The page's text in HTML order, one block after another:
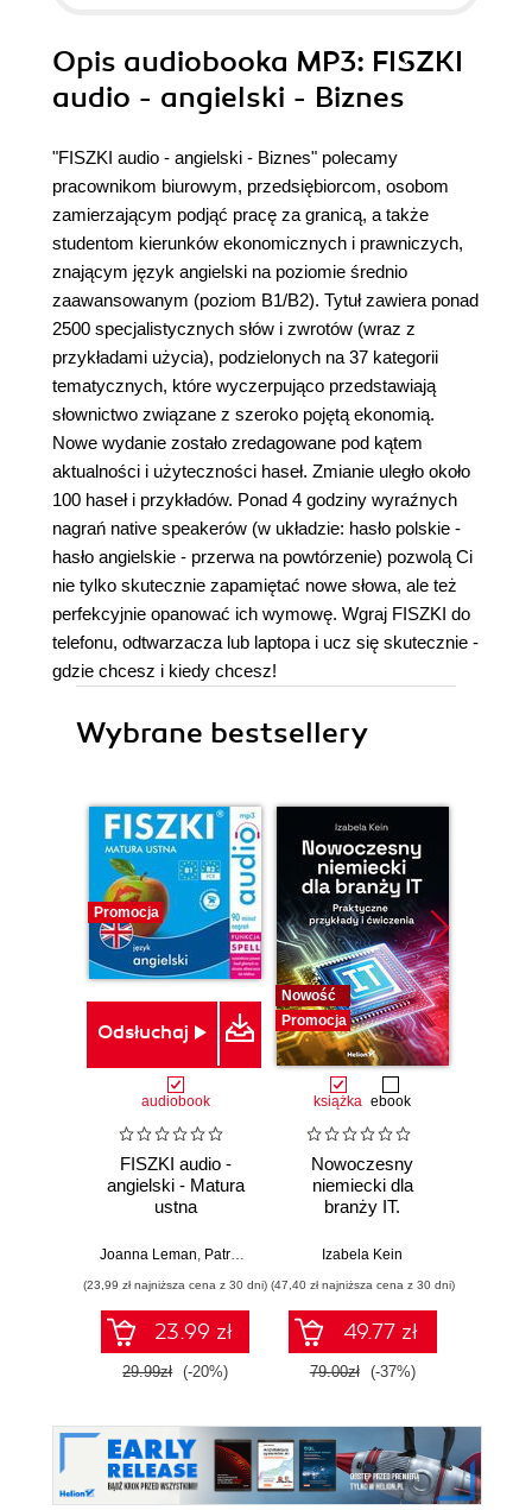
Opis audiobooka MP3: FISZKI
audio - angielski - Biznes
"FISZKI audio - angielski - Biznes" polecamy
pracownikom biurowym, przedsiębiorcom, osobom
zamierzającym podjąć pracę za granicą, a także
studentom kierunków ekonomicznych i prawniczych,
znającym język angielski na poziomie średnio
zaawansowanym (poziom B1/B2). Tytuł zawiera ponad
2500 specjalistycznych słów i zwrotów (wraz z
przykładami użycia), podzielonych na 37 kategorii
tematycznych, które wyczerpująco przedstawiają
słownictwo związane z szeroko pojętą ekonomią.
Nowe wydanie zostało zredagowane pod kątem
aktualności i użyteczności haseł. Zmianie uległo około
100 haseł i przykładów. Ponad 4 godziny wyraźnych
nagrań native speakerów (w układzie: hasło polskie -
hasło angielskie - przerwa na powtórzenie) pozwolą Ci
nie tylko skutecznie zapamiętać nowe słowa, ale też
perfekcyjnie opanować ich wymowę. Wgraj FISZKI do
telefonu, odtwarzacza lub laptopa i ucz się skutecznie -
gdzie chcesz i kiedy chcesz!
Wybrane bestsellery
Promocja
Odsłuchaj
audiobook
FISZKI audio -
angielski - Matura
ustna
Joanna Leman, Patrycja Wojsyk
(23,99 zł najniższa cena z 30 dni)
23.99 zł
29.99zł (-20%)
Nowość
Promocja
książka ebook
Nowoczesny
niemiecki dla
branży IT.
przykłady i
Izabela Kein
(47,40 zł najniższa cena z 30 dni)
49.77 zł
79.00zł (-37%)